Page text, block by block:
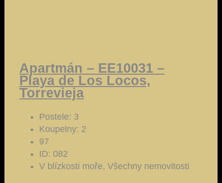
Apartmán – EE10031 –
Playa de Los Locos,
Torrevieja
Postele: 3
Koupelny: 2
97
ID: 082
V blízkosti moře, Všechny nemovitosti